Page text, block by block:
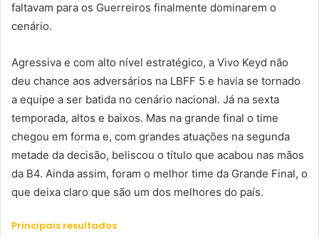
faltavam para os Guerreiros finalmente dominarem o
cenário.
Agressiva e com alto nível estratégico, a Vivo Keyd não
deu chance aos adversários na LBFF 5 e havia se tornado
a equipe a ser batida no cenário nacional. Já na sexta
temporada, altos e baixos. Mas na grande final o time
chegou em forma e, com grandes atuações na segunda
metade da decisão, beliscou o título que acabou nas mãos
da B4. Ainda assim, foram o melhor time da Grande Final, o
que deixa claro que são um dos melhores do país.
Principais resultados